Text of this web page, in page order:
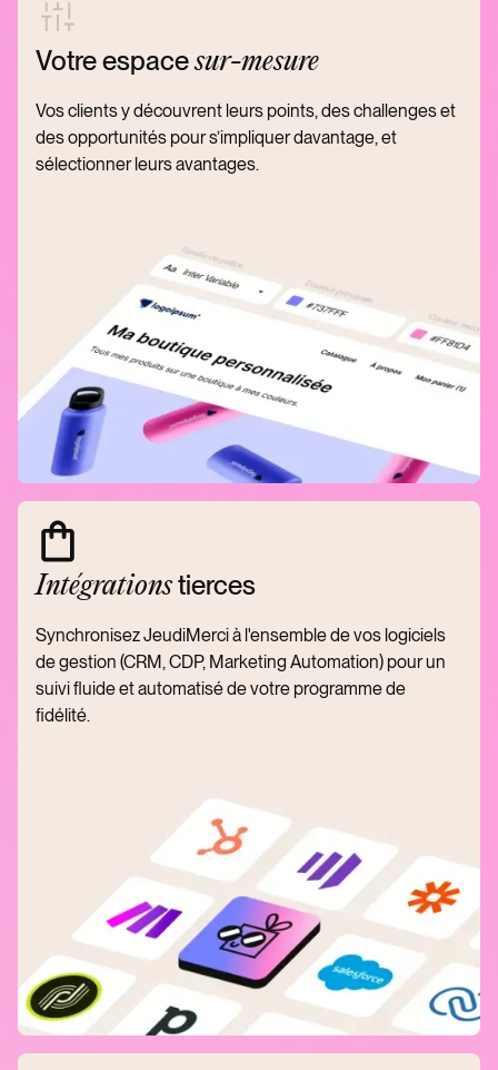
Votre espacesur-mesure
Vos clients y découvrent leurs points, des challenges et
des opportunités pour s’impliquer davantage, et
sélectionner leurs avantages.
Intégrationstierces
Synchronisez JeudiMerci à l'ensemble de vos logiciels
de gestion (CRM, CDP, Marketing Automation) pour un
suivi fluide et automatisé de votre programme de
fidélité.